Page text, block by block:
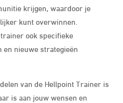
krijgen, waardoor je
kunt overwinnen.
ook specifieke
nieuwe strategieën
van de Hellpoint Trainer is
is aan jouw wensen en